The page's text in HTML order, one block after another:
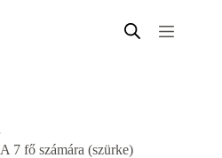
7 fő számára (szürke)